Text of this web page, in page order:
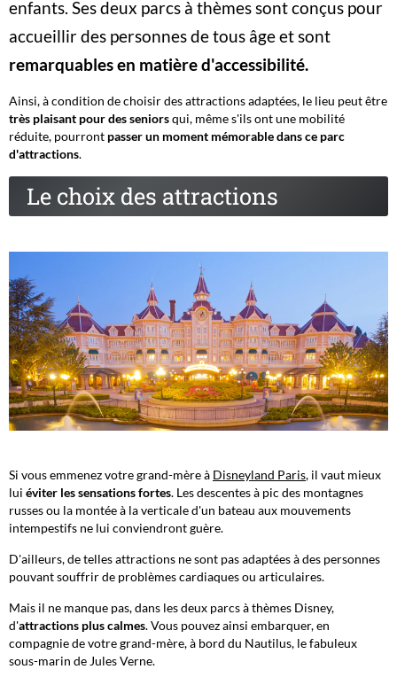
enfants. Ses deux parcs à thèmes sont conçus pour
accueillir des personnes de tous âge et sont
remarquables en matière d'accessibilité.
Ainsi, à condition de choisir des attractions adaptées, le lieu peut être
très plaisant pour des seniorsqui, même s'ils ont une mobilité
réduite, pourront passer un moment mémorable dans ce parc
d'attractions.
Le choix des attractions
Si vous emmenez votre grand-mère à Disneyland Paris, il vaut mieux
lui éviter les sensations fortes. Les descentes à pic des montagnes
russes ou la montée à la verticale d'un bateau aux mouvements
intempestifs ne lui conviendront guère.
D'ailleurs, de telles attractions ne sont pas adaptées à des personnes
pouvant souffrir de problèmes cardiaques ou articulaires.
Mais il ne manque pas, dans les deux parcs à thèmes Disney,
d'attractions plus calmes. Vous pouvez ainsi embarquer, en
compagnie de votre grand-mère, à bord du Nautilus, le fabuleux
sous-marin de Jules Verne.